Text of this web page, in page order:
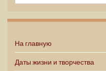
На главную
Даты жизни и творчества